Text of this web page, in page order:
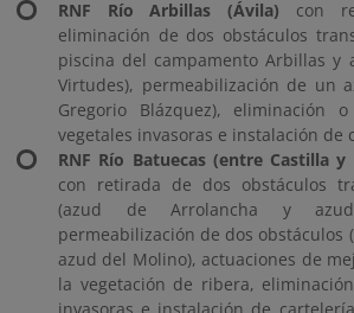
RNF Río Arbillas (Ávila) con
eliminación de dos obstáculos
piscina del campamento Arbillas y
Virtudes), permeabilización de un
Gregorio Blázquez), eliminación
vegetales invasoras e instalación
RNF Río Batuecas (entre Castilla
con retirada de dos obstáculos
(azud de Arrolancha y
permeabilización de dos obstáculos
azud del Molino), actuaciones de
la vegetación de ribera,